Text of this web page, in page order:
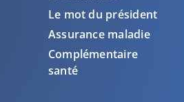
Le mot du président
Assurance maladie
Complémentaire
santé